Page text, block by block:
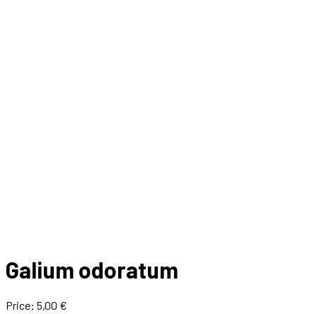
Galium odoratum
Price: 5,00 €